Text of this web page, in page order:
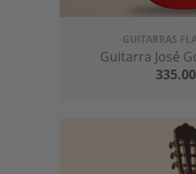
GUITARRAS
Guitarra José
335.00